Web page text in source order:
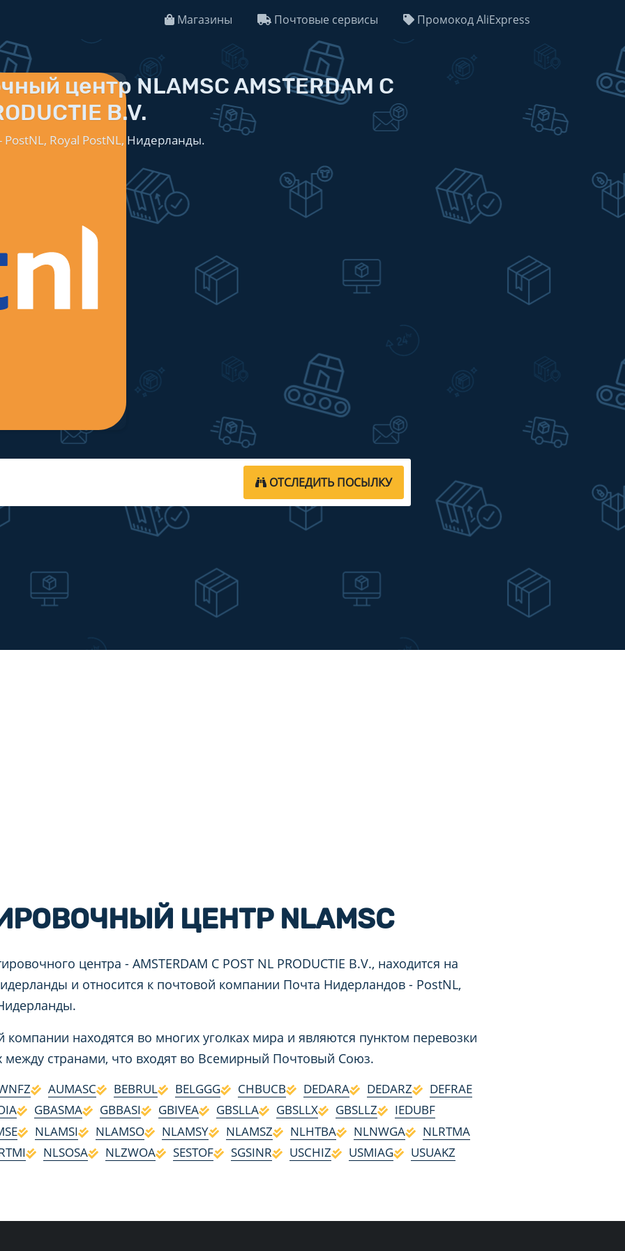
Магазины Почтовые сервисы Промокод AliExpress
центр NLAMSC AMSTERDAM C
B.V.
Royal PostNL, Нидерланды.
ОТСЛЕДИТЬ ПОСЫЛКУ
ЦЕНТР NLAMSC
центра - AMSTERDAM C POST NL PRODUCTIE B.V., находится на
и относится к почтовой компании Почта Нидерландов - PostNL,
находятся во многих уголках мира и являются пунктом перевозки
между странами, что входят во Всемирный Почтовый Союз.
AUMASC BEBRUL BELGGG CHBUCB DEDARA DEDARZ
DEFRAE
GBASMA GBBASI GBIVEA GBSLLA GBSLLX GBSLLZ
IEDUBF
NLAMSI NLAMSO NLAMSY NLAMSZ NLHTBA NLNWGA
NLRTMA
NLSOSA NLZWOA SESTOF SGSINR USCHIZ USMIAG USUAKZ